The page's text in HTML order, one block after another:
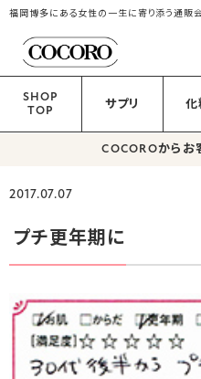
福岡博多にある女性の一生に寄り添う通販
SHOP
TOP
サプリ 化
COCOROからお
2017.07.07
プチ更年期に